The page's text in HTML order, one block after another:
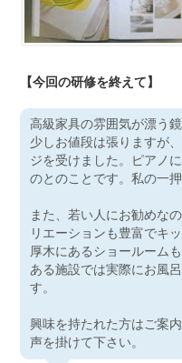
【今回の研修を終えて】
高級家具の雰囲気が漂う
少しお値段は張りますが
ジを受けました。ピアノ
のとのことです。私の一押
また、若い人にお勧めな
リエーションも豊富でキ
厚木にあるショールーム
ある施設では実際にお風
す。
興味を持たれた方はご案
声を掛けて下さい。